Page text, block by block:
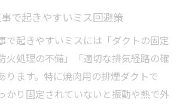
で起きやすいミス回避策
で起きやすいミスには「ダクトの固定
火処理の不備」「適切な排気経路の確
ります。特に焼肉用の排煙ダクトで
かり固定されていないと振動や熱で外